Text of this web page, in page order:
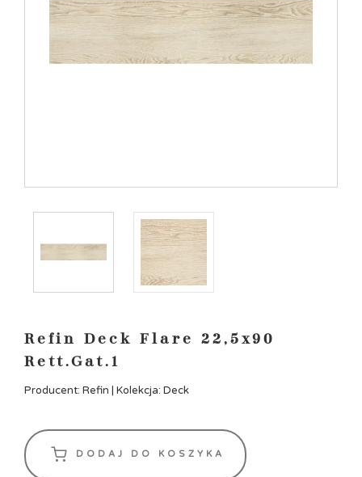
Refin Deck Flare 22,5x90
Rett.Gat.1
Producent: Refin | Kolekcja: Deck
DODAJ DO KOSZYKA